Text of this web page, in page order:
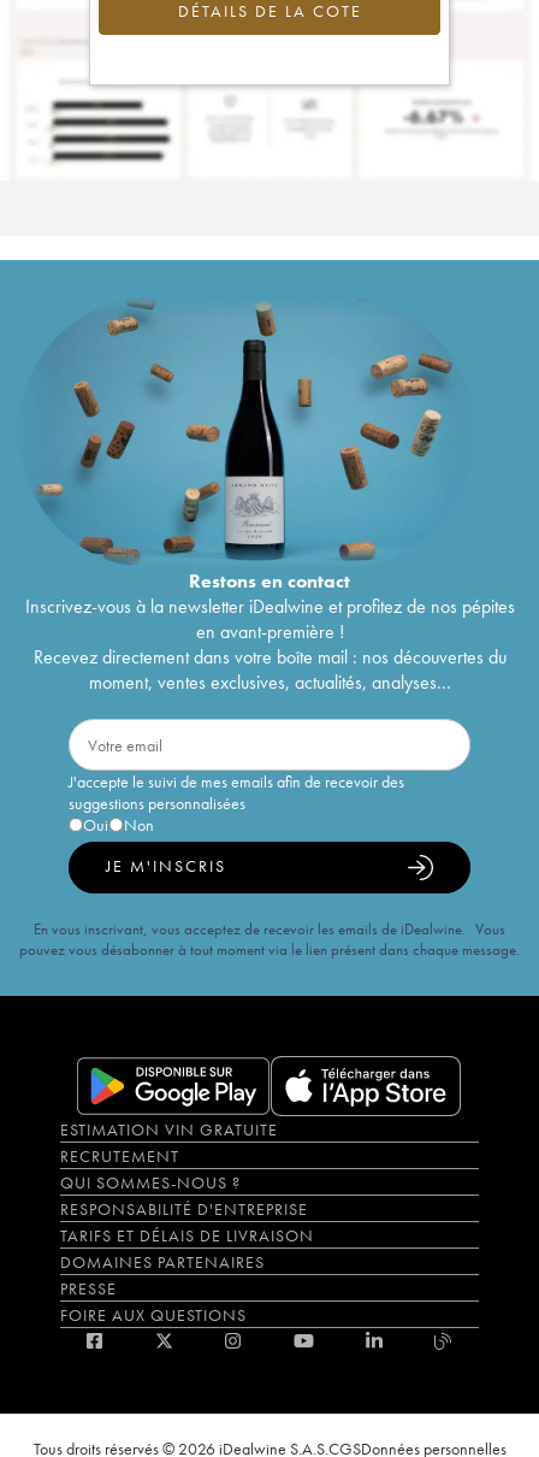
DÉTAILS DE LA COTE
Restons encontact
Inscrivez-vous à la newsletter iDealwine et profitez de nos pépites
en avant-première !
Recevez directement dans votre boîte mail : nos découvertes du
moment, ventes exclusives, actualités, analyses...
J'accepte le suivi de mes emails afin de recevoir des
suggestions personnalisées
Oui
Non
JE M'INSCRIS
En vous inscrivant, vous acceptez de recevoir les emails de iDealwine. Vous
pouvez vous désabonner à tout moment via le lien présent dans chaque message.
ESTIMATION VIN GRATUITE
RECRUTEMENT
QUI SOMMES-NOUS ?
RESPONSABILITÉ D'ENTREPRISE
TARIFS ET DÉLAIS DE LIVRAISON
DOMAINES PARTENAIRES
PRESSE
FOIRE AUX QUESTIONS
Tous droits réservés © 2026 iDealwine S.A.S.CGSDonnées personnelles